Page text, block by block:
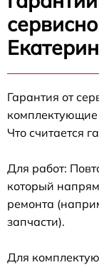
Гарантия от
Что считается
Для работ:
который
ремонта
запчасти).
Для